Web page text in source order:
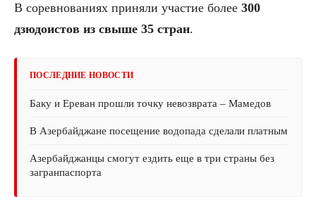
В соревнованиях приняли участие более 300
дзюдоистов из свыше 35 стран.
ПОСЛЕДНИЕ НОВОСТИ
Баку и Ереван прошли точку невозврата – Мамедов
В Азербайджане посещение водопада сделали платным
Азербайджанцы смогут ездить еще в три страны без
загранпаспорта